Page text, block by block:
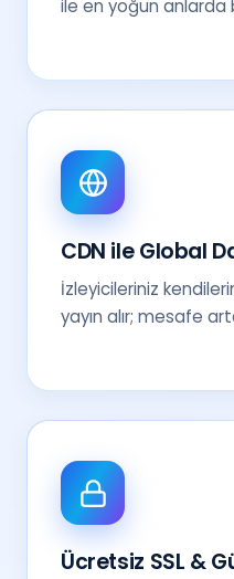
ile en yoğun anlarda
CDN ile Global
İzleyicileriniz
yayın alır; mesafe
Ücretsiz SSL &